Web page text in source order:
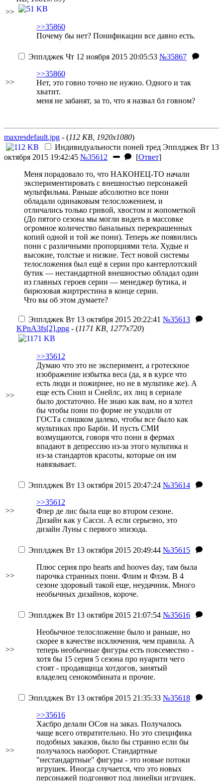
>>
>>35860
Почему бы нет? Понификации все давно есть.
>>
Эпплджек Чт 12 ноября 2015 20:05:53 №35867
>>35860
Нет, это говно точно не нужно. Одного и так
хватит.
меня не забанят, за то, что я назвал бл говном?
maxresdefault.jpg - (112 KB, 1920x1080)
Индивидуальности поней тред Эпплджек Вт 13
октября 2015 19:42:45 №35612 [Ответ]
Меня порадовало то, что НАКОНЕЦ-ТО начали
экспериментировать с внешностью персонажей
мультфильма. Раньше абсолютно все пони
обладали одинаковым телосложением, и
отличались только гривой, хвостом и жопометкой
(До пятого сезона мы могли видеть в массовке
огромное количество банальных перекрашенных
копий одной и той же пони). Теперь же появились
пони с различными пропорциями тела. Худые и
высокие, толстые и низкие. Тест новой системы
телосложения был ещё в серии про кантерлотский
бутик — нестандартной внешностью обладал один
из главных героев серии — менеджер бутика, и
бирюзовая жиртрестина в конце серии.
Что вы об этом думаете?
>>
Эпплджек Вт 13 октября 2015 20:22:41 №35613
KPnA3fs[2].png - (1171 KB, 1277x720)
>>35612
Думаю что это не эксперимент, а гротескное
изображение избытка веса (да, я в курсе что
есть люди и пожирнее, но не в мультике же). А
еще есть Снип и Снейлс, их лиц в сериале
было достаточно. Не знаю как вам, но я хотел
бы чтобы пони по форме не уходили от
ГОСТа слишком далеко, чтобы все было как
мультиках про Барби. И пусть СМИ
возмущаются, говоря что пони в фермах
впадают в депрессию из-за этого мультика и
из-за стандартов красоты, которые он им
навязывает.
>>
Эпплджек Вт 13 октября 2015 20:47:24 №35614
>>35612
Флер де лис была еще во втором сезоне.
Дизайн как у Сасси. А если серьезно, это
дизайн Луны с первого эпизода.
>>
Эпплджек Вт 13 октября 2015 20:49:44 №35615
Плюс серия про hearts and hooves day, там была
парочка странных пони. Флим и Флэм. В 4
сезоне здоровый такой еще, неудачник. Много
необычных дизайнов, короче.
>>
Эпплджек Вт 13 октября 2015 21:07:54 №35616
Необычное телосложение было и раньше, но
скорее в качестве исключения, чем правила. А
теперь необычные фигуры есть повсеместно -
хотя бы 15 серия 5 сезона про нуарити чего
стоят - продавщица хотдогов, занятый
владелец сенокомбината и прочие.
>>
Эпплджек Вт 13 октября 2015 21:35:33 №35618
>>35616
Хасбро делали ОСов на заказ. Получалось
чаще всего отвратительно. Но это специфика
подобных заказов, было бы странно если бы
получалось наоборот. Стандартные
"нестандартные" фигуры - это новые потоки
игрушек. Иногда случается, что это новых
персонажей подгоняют под линейки игрушек.